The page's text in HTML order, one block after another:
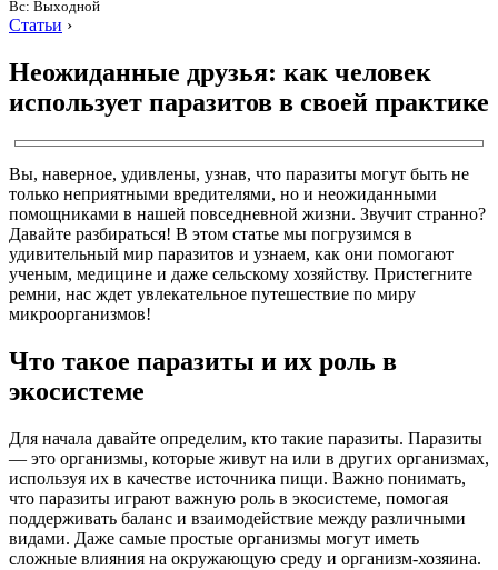
Вс: Выходной
Статьи ›
Неожиданные друзья: как человек
использует паразитов в своей практике
Вы, наверное, удивлены, узнав, что паразиты могут быть не
только неприятными вредителями, но и неожиданными
помощниками в нашей повседневной жизни. Звучит странно?
Давайте разбираться! В этом статье мы погрузимся в
удивительный мир паразитов и узнаем, как они помогают
ученым, медицине и даже сельскому хозяйству. Пристегните
ремни, нас ждет увлекательное путешествие по миру
микроорганизмов!
Что такое паразиты и их роль в
экосистеме
Для начала давайте определим, кто такие паразиты. Паразиты
— это организмы, которые живут на или в других организмах,
используя их в качестве источника пищи. Важно понимать,
что паразиты играют важную роль в экосистеме, помогая
поддерживать баланс и взаимодействие между различными
видами. Даже самые простые организмы могут иметь
сложные влияния на окружающую среду и организм-хозяина.